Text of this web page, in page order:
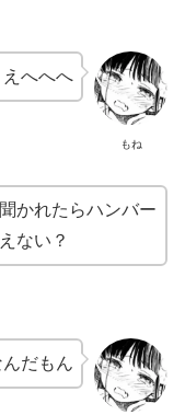
もね
えへへへ
かれたらハンバー
ない？
だもん